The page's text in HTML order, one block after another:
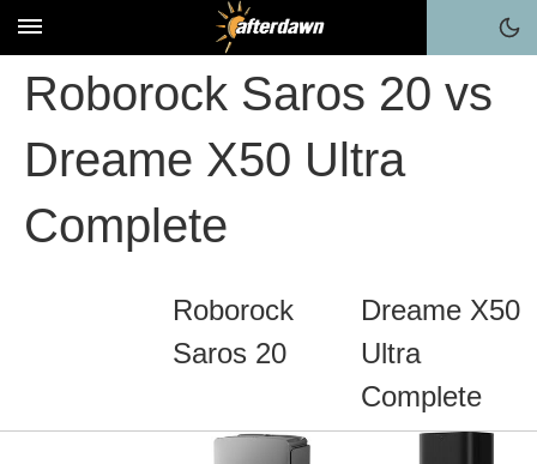
Roborock Saros 20 vs
Dreame X50 Ultra
Complete
Roborock
Saros 20
Dreame X50
Ultra
Complete